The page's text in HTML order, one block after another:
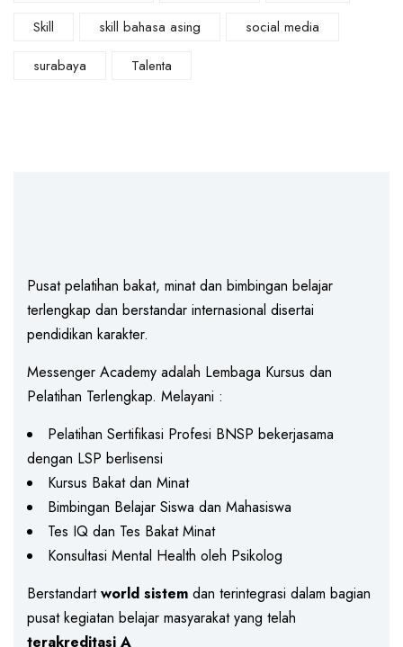
Skill
skill bahasa asing
social media
surabaya
Talenta
Pusat pelatihan bakat, minat dan bimbingan belajar
terlengkap dan berstandar internasional disertai
pendidikan karakter.
Messenger Academy adalah Lembaga Kursus dan
Pelatihan Terlengkap. Melayani :
Pelatihan Sertifikasi Profesi BNSP bekerjasama
dengan LSP berlisensi
Kursus Bakat dan Minat
Bimbingan Belajar Siswa dan Mahasiswa
Tes IQ dan Tes Bakat Minat
Konsultasi Mental Health oleh Psikolog
Berstandartworld sistem dan terintegrasi dalam bagian
pusat kegiatan belajar masyarakat yang telah
terakreditasi A